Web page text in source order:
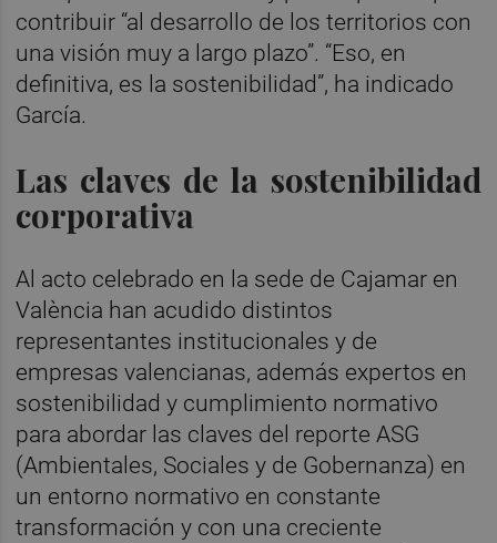
contribuir “al desarrollo de los territorios con
una visión muy a largo plazo”. “Eso, en
definitiva, es la sostenibilidad”, ha indicado
García.
Las claves de la sostenibilidad
corporativa
Al acto celebrado en la sede de Cajamar en
València han acudido distintos
representantes institucionales y de
empresas valencianas, además expertos en
sostenibilidad y cumplimiento normativo
para abordar las claves del reporte ASG
(Ambientales, Sociales y de Gobernanza) en
un entorno normativo en constante
transformación y con una creciente